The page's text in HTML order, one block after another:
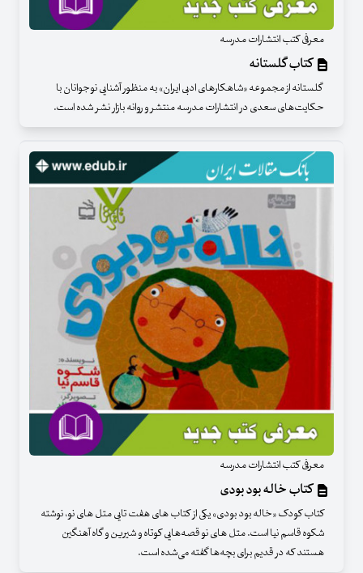
معرفی کتب انتشارات مدرسه
کتاب گلستانه
گلستانه از مجموعه «شاهکار‌های ادبی ایران» به منظور آشنایی نوجوانان با
حکایت‌های سعدی در انتشارات مدرسه منتشر و روانه بازار نشر شده است.
معرفی کتب انتشارات مدرسه
کتاب خاله بود بودی
کتاب کودک «خاله بود بودی» یکی از کتاب های هفت تایی متل های نو، نوشته
شکوه قاسم نیا است. متل های نو قصه‌هایی کوتاه و شیرین و گاه آهنگین
هستند که در قدیم برای بچه‌ها گفته می‌شده است.